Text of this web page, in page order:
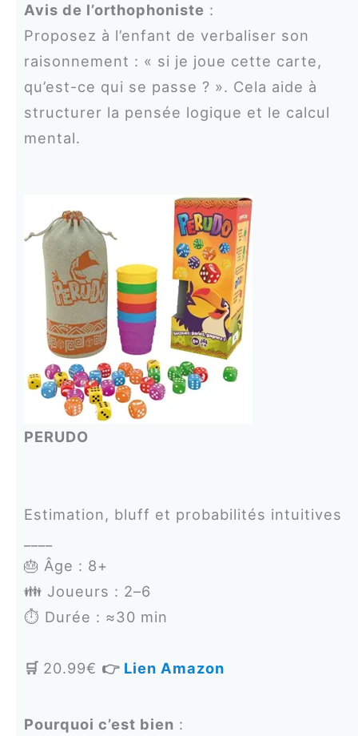
Avis de l’orthophoniste :
Proposez à l’enfant de verbaliser son
raisonnement : « si je joue cette carte,
qu’est-ce qui se passe ? ». Cela aide à
structurer la pensée logique et le calcul
mental.
PERUDO
Estimation, bluff et probabilités intuitives
🎂 Âge : 8+
👪 Joueurs : 2–6
⏱️ Durée : ≈30 min
🛒 20.99€ 👉 Lien Amazon
Pourquoi c’est bien :